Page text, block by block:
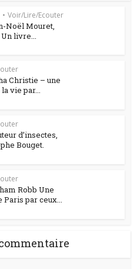
• Voir/Lire/Ecouter
Noël Mouret,
livre...
Christie – une
vie par...
d’insectes,
Bouget.
Robb Une
Paris par ceux...